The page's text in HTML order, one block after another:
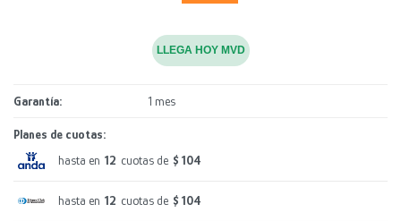
LLEGA HOY MVD
Garantía 1 mes
Planes de cuotas:
hasta en 12 cuotas de $ 104
hasta en 12 cuotas de $ 104